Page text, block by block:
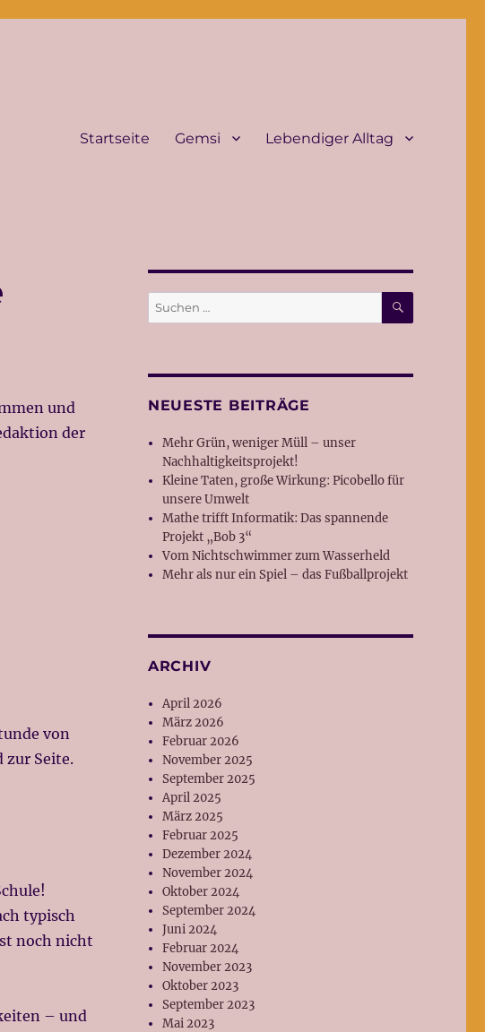
Startseite Gemsi Lebendiger Alltag
und
der
von
zur Seite.
typisch
noch nicht
– und
Suche
nach:
SUCHEN
NEUESTE BEITRÄGE
Mehr Grün, weniger Müll – unser
Nachhaltigkeitsprojekt!
Kleine Taten, große Wirkung: Picobello für
unsere Umwelt
Mathe trifft Informatik: Das spannende
Projekt „Bob 3“
Vom Nichtschwimmer zum Wasserheld
Mehr als nur ein Spiel – das Fußballprojekt
ARCHIV
April 2026
März 2026
Februar 2026
November 2025
September 2025
April 2025
März 2025
Februar 2025
Dezember 2024
November 2024
Oktober 2024
September 2024
Juni 2024
Februar 2024
November 2023
Oktober 2023
September 2023
Mai 2023